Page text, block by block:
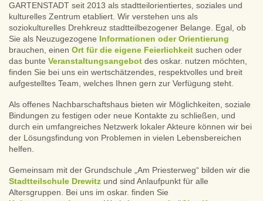
GARTENSTADT seit 2013 als stadtteilorientiertes, soziales und
kulturelles Zentrum etabliert. Wir verstehen uns als
soziokulturelles Drehkreuz stadtteilbezogener Belange. Egal, ob
Sie als Neuzugezogene Informationen oder Orientierung
brauchen, einen Ort für die eigene Feierlichkeit suchen oder
das bunte Veranstaltungsangebot des oskar. nutzen möchten,
finden Sie bei uns ein wertschätzendes, respektvolles und breit
aufgestelltes Team, welches Ihnen gern zur Verfügung steht.
Als offenes Nachbarschaftshaus bieten wir Möglichkeiten, soziale
Bindungen zu festigen oder neue Kontakte zu schließen, und
durch ein umfangreiches Netzwerk lokaler Akteure können wir bei
der Lösungsfindung von Problemen in vielen Lebensbereichen
helfen.
Gemeinsam mit der Grundschule „Am Priesterweg“ bilden wir die
Stadtteilschule Drewitz und sind Anlaufpunkt für alle
Altersgruppen. Bei uns im oskar. finden Sie